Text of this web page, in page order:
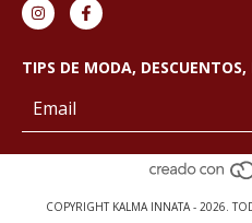
TIPS DE MODA, DESCUENTOS,
COPYRIGHT KALMA INNATA - 2026.